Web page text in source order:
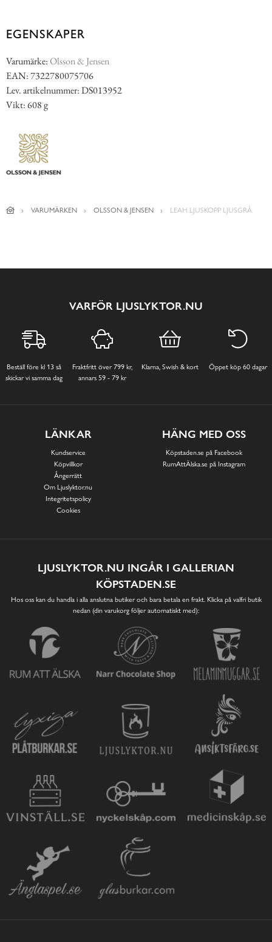
EGENSKAPER
Varumärke:Olsson & Jensen
EAN: 7322780075706
Lev. artikelnummer: DS013952
Vikt: 608 g
VARUMÄRKEN OLSSON & JENSEN LEAH LJUSKOPP LJUSGRÅ
VARFÖR LJUSLYKTOR.NU
Beställ före kl 13 så
skickar vi samma dag
Fraktfritt över 799 kr,
annars 59 - 79 kr
Klarna, Swish & kort Öppet köp 60 dagar
LÄNKAR
Kundservice
Köpvillkor
Ångerrätt
Om Ljuslyktor.nu
Integritetspolicy
Cookies
HÄNG MED OSS
Köpstaden.se på Facebook
RumAttÄlska.se på Instagram
LJUSLYKTOR.NU INGÅR I GALLERIAN
KÖPSTADEN.SE
Hos oss kan du handla i alla anslutna butiker och bara betala en frakt. Klicka på valfri butik
nedan (din varukorg följer automatiskt med):